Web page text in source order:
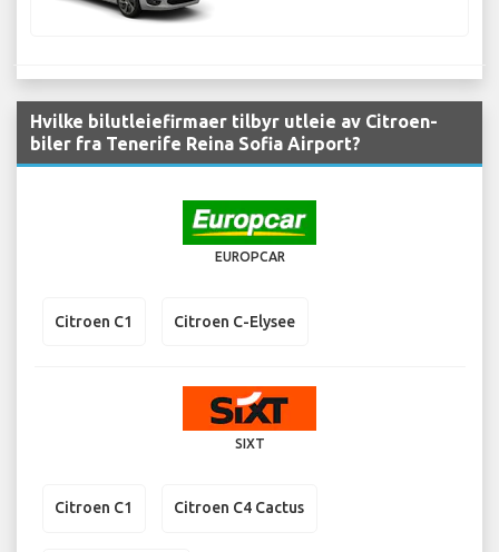
Hvilke bilutleiefirmaer tilbyr utleie av Citroen-
biler fra Tenerife Reina Sofia Airport?
EUROPCAR
Citroen C1 Citroen C-Elysee
SIXT
Citroen C1 Citroen C4 Cactus